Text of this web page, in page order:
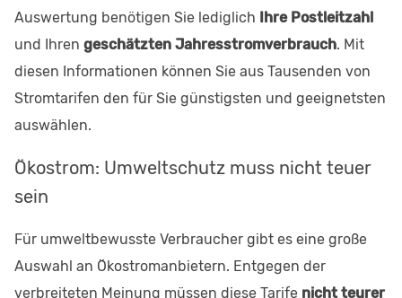
Auswertung benötigen Sie lediglich Ihre Postleitzahl
und Ihren geschätzten Jahresstromverbrauch. Mit
diesen Informationen können Sie aus Tausenden von
Stromtarifen den für Sie günstigsten und geeignetsten
auswählen.
Ökostrom: Umweltschutz muss nicht teuer
sein
Für umweltbewusste Verbraucher gibt es eine große
Auswahl an Ökostromanbietern. Entgegen der
verbreiteten Meinung müssen diese Tarife nicht teurer